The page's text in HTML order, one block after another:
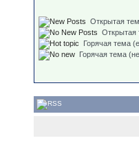
Открытая
Открытая
Горячая тема
Горячая тема